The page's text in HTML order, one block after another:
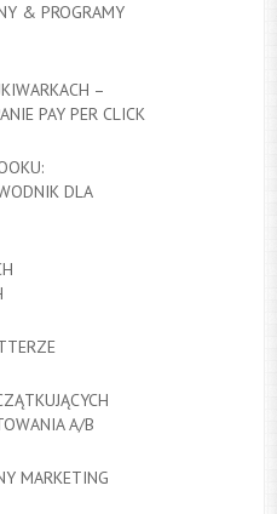
& PROGRAMY
–
PAY PER CLICK
DLA
A/B
MARKETING